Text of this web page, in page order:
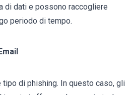
di dati e possono raccogliere
periodo di tempo.
tipo di phishing. In questo caso, gli